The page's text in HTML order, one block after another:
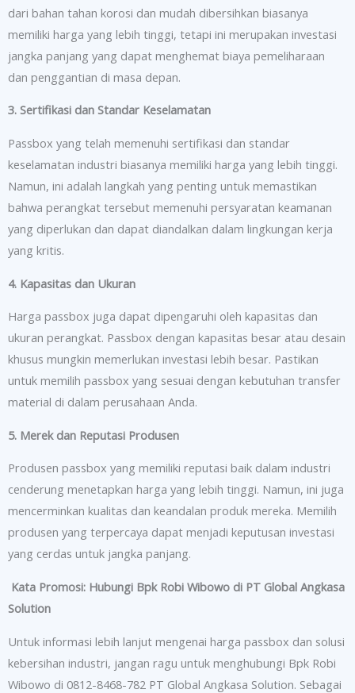
dari bahan tahan korosi dan mudah dibersihkan biasanya
memiliki harga yang lebih tinggi, tetapi ini merupakan investasi
jangka panjang yang dapat menghemat biaya pemeliharaan
dan penggantian di masa depan.
3. Sertifikasi dan Standar Keselamatan
Passbox yang telah memenuhi sertifikasi dan standar
keselamatan industri biasanya memiliki harga yang lebih tinggi.
Namun, ini adalah langkah yang penting untuk memastikan
bahwa perangkat tersebut memenuhi persyaratan keamanan
yang diperlukan dan dapat diandalkan dalam lingkungan kerja
yang kritis.
4. Kapasitas dan Ukuran
Harga passbox juga dapat dipengaruhi oleh kapasitas dan
ukuran perangkat. Passbox dengan kapasitas besar atau desain
khusus mungkin memerlukan investasi lebih besar. Pastikan
untuk memilih passbox yang sesuai dengan kebutuhan transfer
material di dalam perusahaan Anda.
5. Merek dan Reputasi Produsen
Produsen passbox yang memiliki reputasi baik dalam industri
cenderung menetapkan harga yang lebih tinggi. Namun, ini juga
mencerminkan kualitas dan keandalan produk mereka. Memilih
produsen yang terpercaya dapat menjadi keputusan investasi
yang cerdas untuk jangka panjang.
Kata Promosi: Hubungi Bpk Robi Wibowo di PT Global Angkasa
Solution
Untuk informasi lebih lanjut mengenai harga passbox dan solusi
kebersihan industri, jangan ragu untuk menghubungi Bpk Robi
Wibowo di 0812-8468-782 PT Global Angkasa Solution. Sebagai